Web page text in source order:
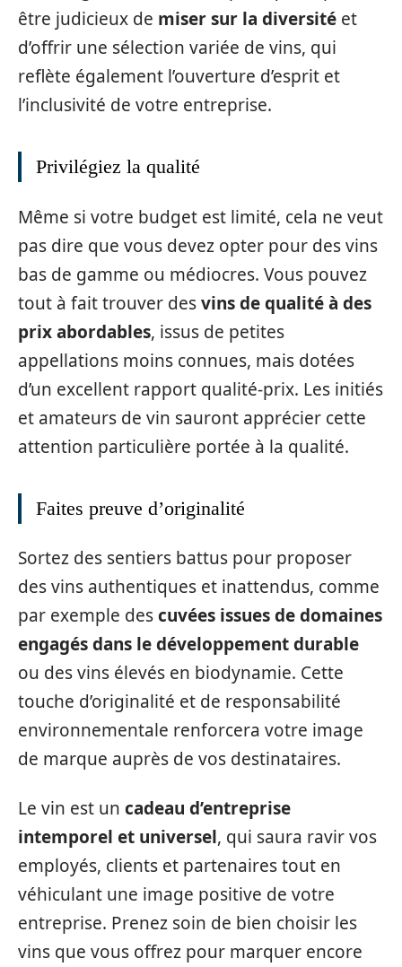
être judicieux de miser sur la diversité et
d’offrir une sélection variée de vins, qui
reflète également l’ouverture d’esprit et
l’inclusivité de votre entreprise.
Privilégiez la qualité
Même si votre budget est limité, cela ne veut
pas dire que vous devez opter pour des vins
bas de gamme ou médiocres. Vous pouvez
tout à fait trouver desvins de qualité à des
prix abordables, issus de petites
appellations moins connues, mais dotées
d’un excellent rapport qualité-prix. Les initiés
et amateurs de vin sauront apprécier cette
attention particulière portée à la qualité.
Faites preuve d’originalité
Sortez des sentiers battus pour proposer
des vins authentiques et inattendus, comme
par exemple descuvées issues de domaines
engagés dans le développement durable
ou des vins élevés en biodynamie. Cette
touche d’originalité et de responsabilité
environnementale renforcera votre image
de marque auprès de vos destinataires.
Le vin est un cadeau d’entreprise
intemporel et universel, qui saura ravir vos
employés, clients et partenaires tout en
véhiculant une image positive de votre
entreprise. Prenez soin de bien choisir les
vins que vous offrez pour marquer encore